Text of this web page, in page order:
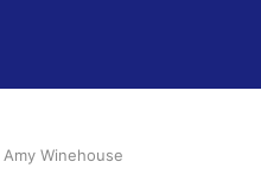
Winehouse